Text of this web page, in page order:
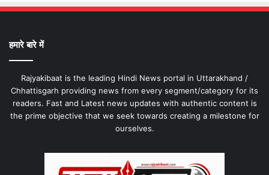
हमारे बारे में
Rajyakibaat is the leading Hindi News portal in Uttarakhand /
Chhattisgarh providing news from every segment/category for its
readers. Fast and Latest news updates with authentic content is
the prime objective that we seek towards creating a milestone for
ourselves.